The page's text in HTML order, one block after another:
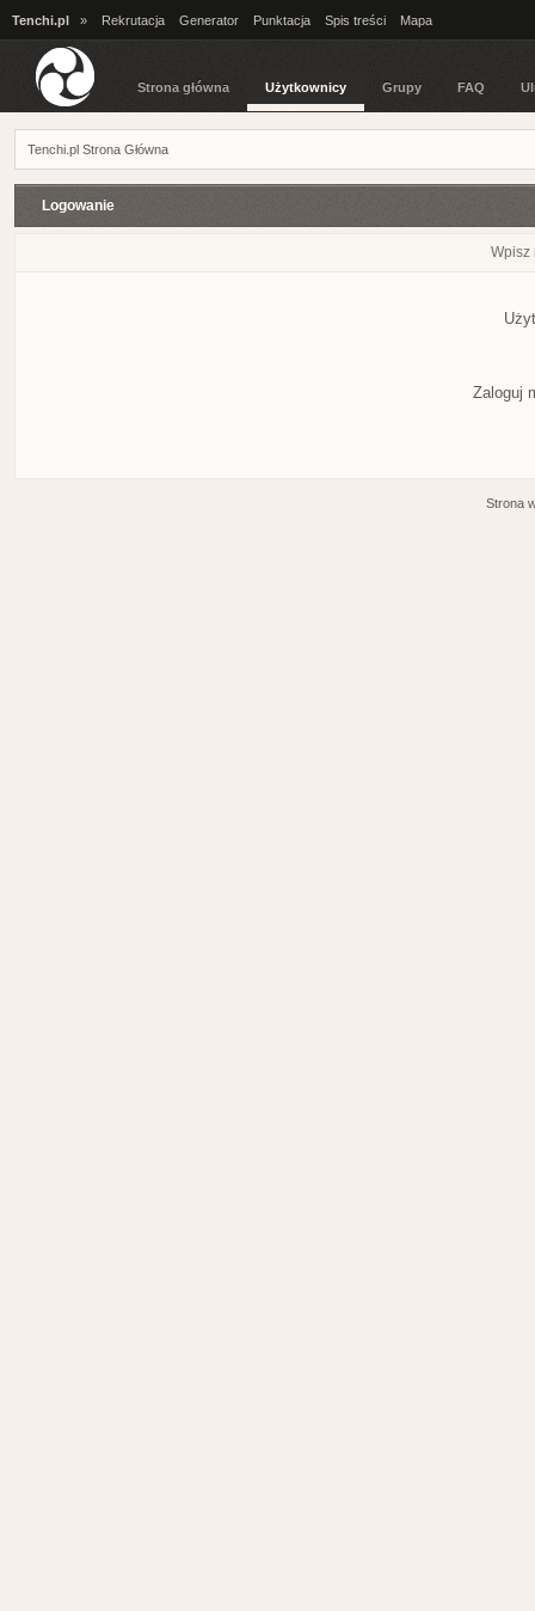
Tenchi.pl » Rekrutacja Generator Punktacja Spis treści Mapa
Strona główna Użytkownicy Grupy FAQ
Tenchi.pl Strona Główna
Logowanie
Wpisz
Zaloguj
Strona